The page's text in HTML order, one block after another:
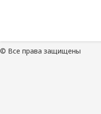
© Все права защищены